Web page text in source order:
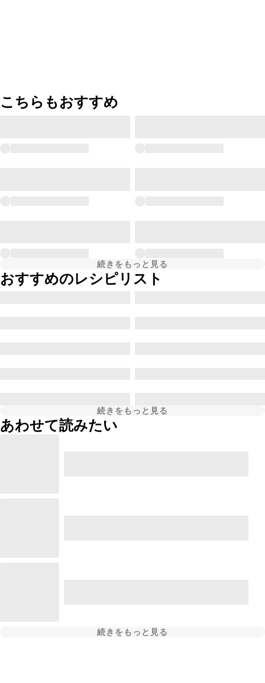
こちらもおすすめ
続きをもっと見る
おすすめのレシピリスト
続きをもっと見る
あわせて読みたい
続きをもっと見る